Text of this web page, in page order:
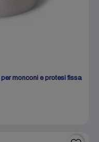
monconi e protesi fissa